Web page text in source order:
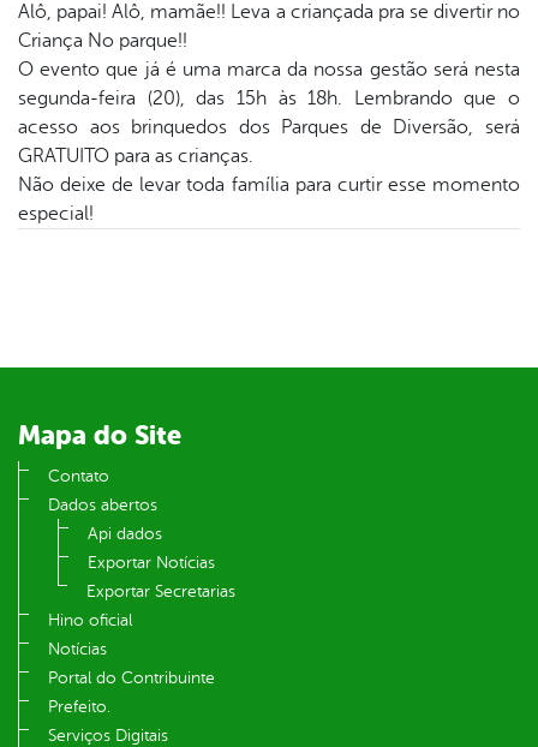
Alô, papai! Alô, mamãe!! Leva a criançada pra se divertir no
Criança No parque!!
O evento que já é uma marca da nossa gestão será nesta
segunda-feira (20), das 15h às 18h. Lembrando que o
acesso aos brinquedos dos Parques de Diversão, será
GRATUITO para as crianças.
Não deixe de levar toda família para curtir esse momento
especial!
Mapa do Site
Contato
Dados abertos
Api dados
Exportar Notícias
Exportar Secretarias
Hino oficial
Notícias
Portal do Contribuinte
Prefeito.
Serviços Digitais